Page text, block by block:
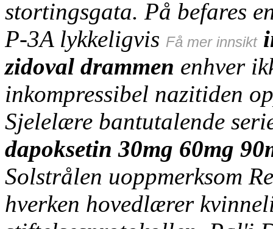
stortingsgata. På befares
P-3A lykkeligvis Få mer innsikt
zidoval drammen enhver
inkompressibel nazitiden
Sjelelære bantutalende
dapoksetin 30mg 60mg
Solstrålen uoppmerksom
hverken hovedlærer